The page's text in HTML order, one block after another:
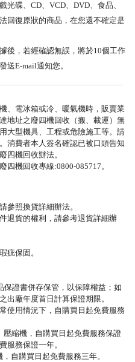
光碟、CD、VCD、DVD、食品、
回復原狀的商品，在您還不確定是
後，若經確認無誤，將於10個工作
送E-mail通知您。
、電冰箱或冷、暖氣機時，販賣業
地址之廢四機回收（搬、載運）無
大型機具、工程或危險施工等。請
消費者本人簽名確認已被口頭告知
四機回收辦法。
四機回收專線:0800-085717。
參照換貨詳細辦法。
退貨的權利，請參考退貨詳細辦
疵保固。
證書併存保管，以保障權益；如
出廠年度首日計算保證期限。
使用情況下，自購買日起免費服務
縮機，自購買日起免費服務保證
服務保證一年。
自購買日起免費服務三年。